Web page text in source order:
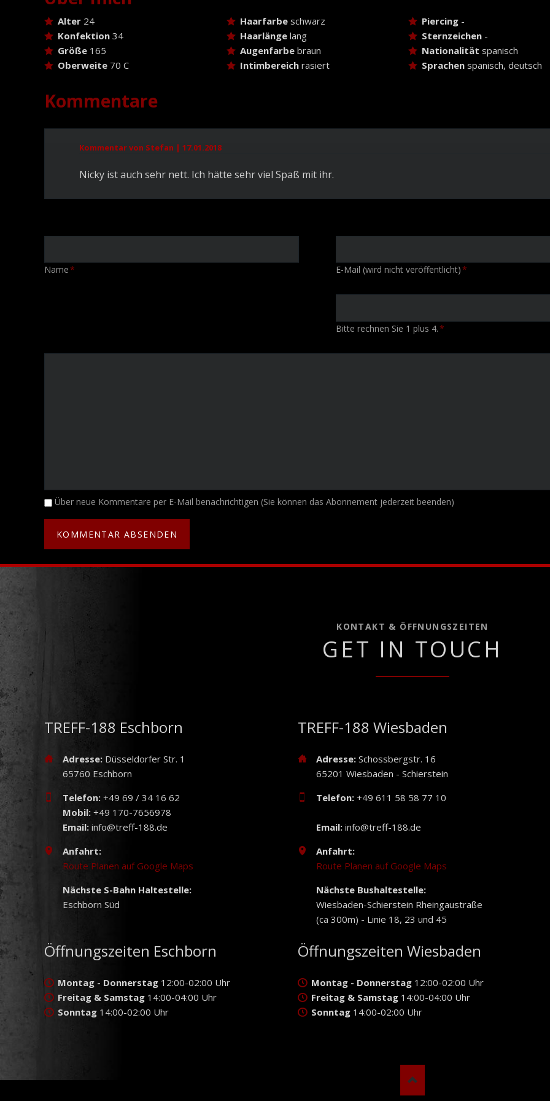
Alter 24
Konfektion 34
Größe 165
Oberweite 70 C
Haarfarbeschwarz
Haarlängelang
Augenfarbebraun
Intimbereichrasiert
Piercing -
Sternzeichen -
Nationalität spanisch
Sprachen spanisch, deutsch
Kommentare
Kommentar von Stefan | 17.01.2018
Nicky ist auch sehr nett. Ich hätte sehr viel Spaß mit ihr.
Pflichtfeld
Name* Pflichtfeld
E-Mail (wird nicht veröffentlicht)*
Bitte rechnen Sie 1 plus 4.*
Kommentar
Über neue Kommentare per E-Mail benachrichtigen (Sie können das Abonnement jederzeit beenden)
KONTAKT & ÖFFNUNGSZEITEN
GET IN TOUCH
TREFF-188 Eschborn
Adresse: Düsseldorfer Str. 1
65760 Eschborn
Telefon: +49 69 / 34 16 62
Mobil: +49 170-7656978
Email: info@treff-188.de
Anfahrt:
Route Planen auf Google Maps
Nächste S-Bahn Haltestelle:
Eschborn Süd
Öffnungszeiten Eschborn
Montag - Donnerstag 12:00-02:00 Uhr
Freitag & Samstag 14:00-04:00 Uhr
Sonntag 14:00-02:00 Uhr
TREFF-188 Wiesbaden
Adresse: Schossbergstr. 16
65201 Wiesbaden - Schierstein
Telefon:+49 611 58 58 77 10
Email: info@treff-188.de
Anfahrt:
Route Planen auf Google Maps
Nächste Bushaltestelle:
Wiesbaden-Schierstein Rheingaustraße
(ca 300m) - Linie 18, 23 und 45
Öffnungszeiten Wiesbaden
Montag - Donnerstag 12:00-02:00 Uhr
Freitag & Samstag 14:00-04:00 Uhr
Sonntag 14:00-02:00 Uhr